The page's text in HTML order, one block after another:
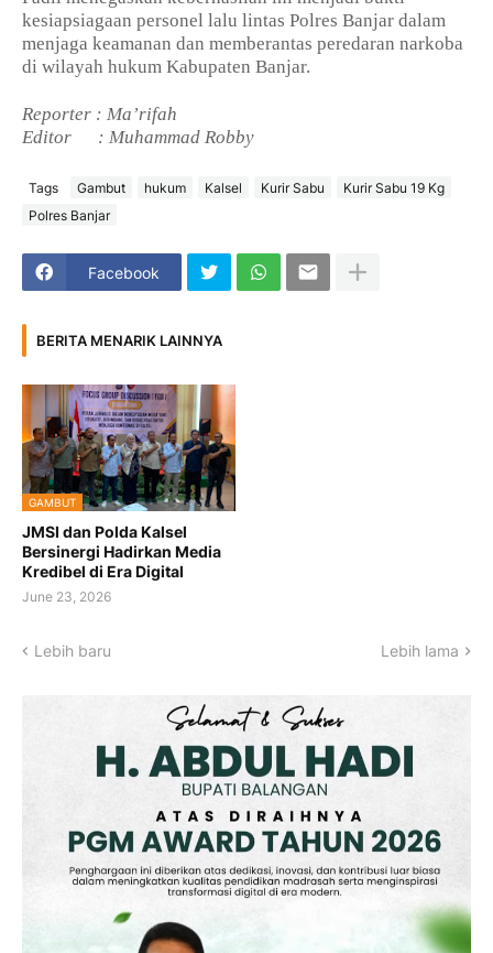
kesiapsiagaan personel lalu lintas Polres Banjar dalam
menjaga keamanan dan memberantas peredaran narkoba
di wilayah hukum Kabupaten Banjar.
Reporter : Ma’rifah
Editor
: Muhammad Robby
Tags Gambut hukum Kalsel Kurir Sabu
Kurir Sabu 19 Kg
Polres Banjar
Facebook
BERITA MENARIK LAINNYA
GAMBUT
JMSI dan Polda Kalsel
Bersinergi Hadirkan Media
Kredibel di Era Digital
June 23, 2026
Lebih baru Lebih lama